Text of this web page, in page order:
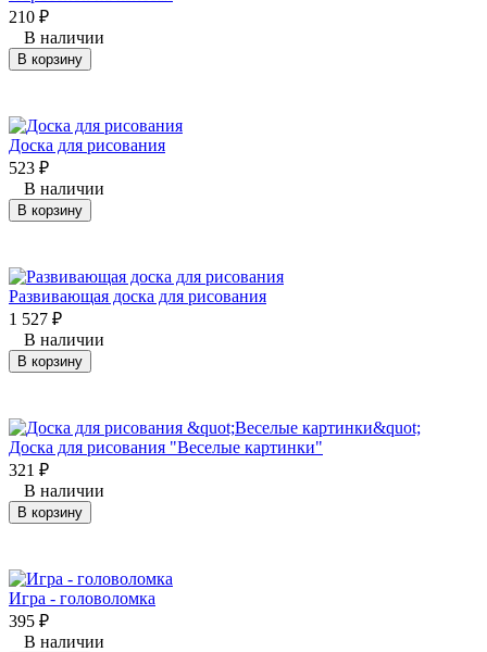
210 ₽
В наличии
В корзину
Доска для рисования
523 ₽
В наличии
В корзину
Развивающая доска для рисования
1 527 ₽
В наличии
В корзину
Доска для рисования "Веселые картинки"
321 ₽
В наличии
В корзину
Игра - головоломка
395 ₽
В наличии